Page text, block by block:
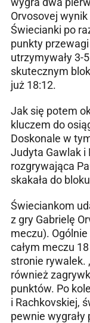
Orvosovej wynik
Świecianki po
punkty
utrzymywały 3-
skutecznym
już 18:12.
Jak się potem
kluczem do
Doskonale w
Judyta Gawlak i
rozgrywająca
skakała do
Świeciankom
z gry Gabrielę
meczu).
całym meczu
stronie rywalek.
również
punktów. Po
i Rachkovskiej,
pewnie